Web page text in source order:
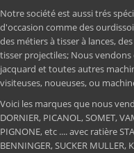
Notre société est aussi trés
d'occasion comme des
des métiers à tisser à lances,
tisser projectiles; Nous
jacquard et toutes autres
visiteuses, noueuses, ou
Voici les marques que nous
DORNIER, PICANOL, SOMET,
PIGNONE, etc .... avec ratière
BENNINGER, SUCKER MULLER,